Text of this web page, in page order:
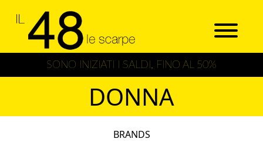
SONO INIZIATI I SALDI, FINO AL 50%
DONNA
BRANDS